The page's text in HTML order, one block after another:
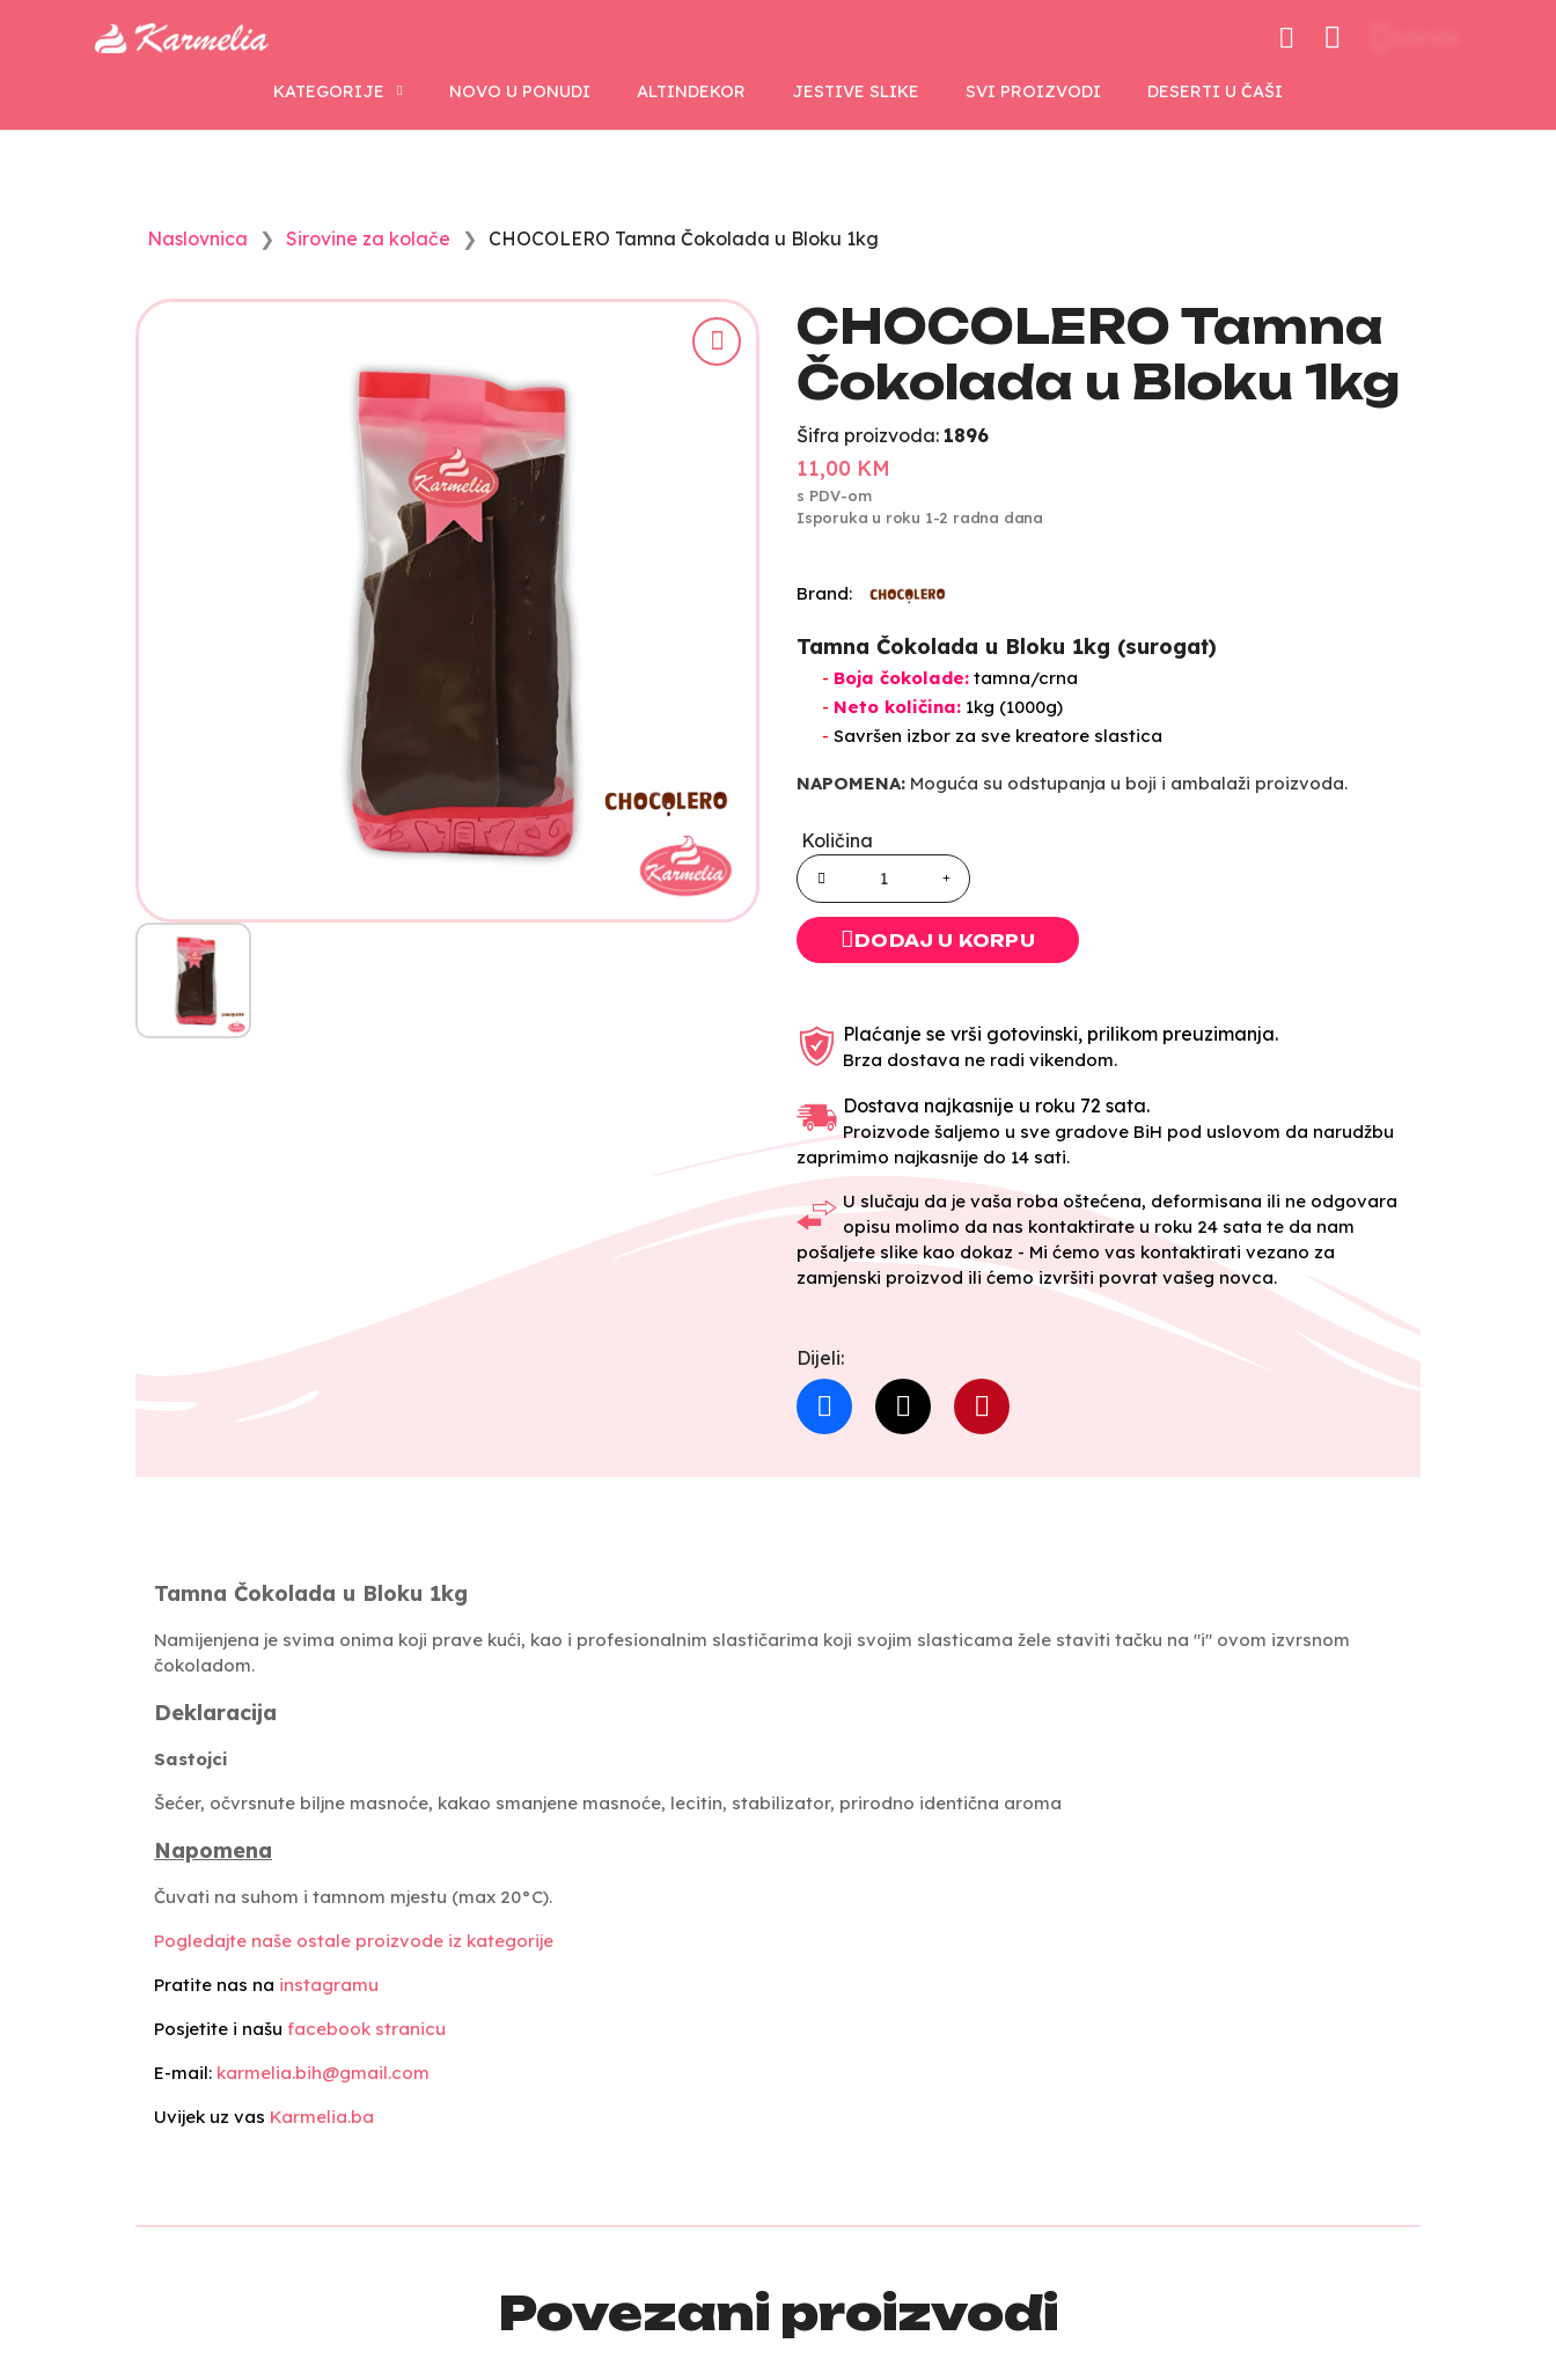
KATEGORIJE NOVO U PONUDI ALTINDEKOR JESTIVE SLIKE SVI PROIZVODI DESERTI U ČAŠI
Naslovnica Sirovine za kolače CHOCOLERO Tamna Čokolada u Bloku 1kg
CHOCOLERO Tamna
Čokolada u Bloku 1kg
Šifra proizvoda: 1896
11,00 KM
s PDV-om
Isporuka u roku 1-2 radna dana
Brand:
Tamna Čokolada u Bloku 1kg (surogat)
- Boja čokolade: tamna/crna
- Neto količina: 1kg (1000g)
- Savršen izbor za sve kreatore slastica
NAPOMENA: Moguća su odstupanja u boji i ambalaži proizvoda.
Količina
DODAJ U KORPU
Plaćanje se vrši gotovinski, prilikom preuzimanja.
Brza dostava ne radi vikendom.
Dostava najkasnije u roku 72 sata.
Proizvode šaljemo u sve gradove BiH pod uslovom da narudžbu
zaprimimo najkasnije do 14 sati.
U slučaju da je vaša roba oštećena, deformisana ili ne odgovara
opisu molimo da nas kontaktirate u roku 24 sata te da nam
pošaljete slike kao dokaz - Mi ćemo vas kontaktirati vezano za
zamjenski proizvod ili ćemo izvršiti povrat vašeg novca.
Dijeli:
Tamna Čokolada u Bloku 1kg
Namijenjena je svima onima koji prave kući, kao i profesionalnim slastičarima koji svojim slasticama žele staviti tačku na "i" ovom izvrsnom
čokoladom.
Deklaracija
Sastojci
Šećer, očvrsnute biljne masnoće, kakao smanjene masnoće, lecitin, stabilizator, prirodno identična aroma
Napomena
Čuvati na suhom i tamnom mjestu (max 20°C).
Pogledajte naše ostale proizvode iz kategorije
Pratite nas na instagramu
Posjetite i našu facebook stranicu
E-mail: karmelia.bih@gmail.com
Uvijek uz vas Karmelia.ba
Povezani proizvodi